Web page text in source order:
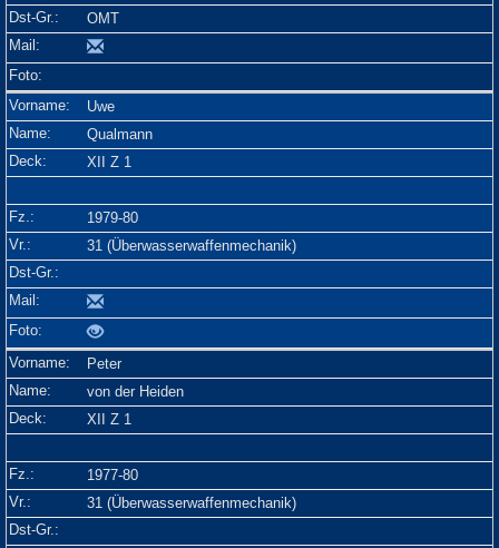
OMT
Uwe
Qualmann
XII Z 1
1979-80
31 (Überwasserwaffenmechanik)
Peter
von der Heiden
XII Z 1
1977-80
31 (Überwasserwaffenmechanik)